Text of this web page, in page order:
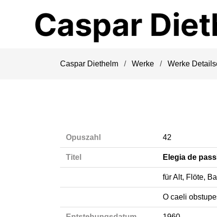
überspringen
Caspar Diethelm Werke Werke
Opuszahl 42
Titel Elegia de
für Alt, Flöte,
O caeli